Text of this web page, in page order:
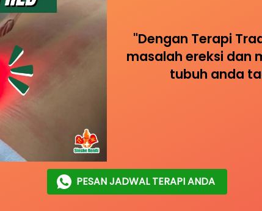
"Dengan Terapi
masalah ereksi dan
tubuh anda
` PESAN JADWAL TERAPI ANDA